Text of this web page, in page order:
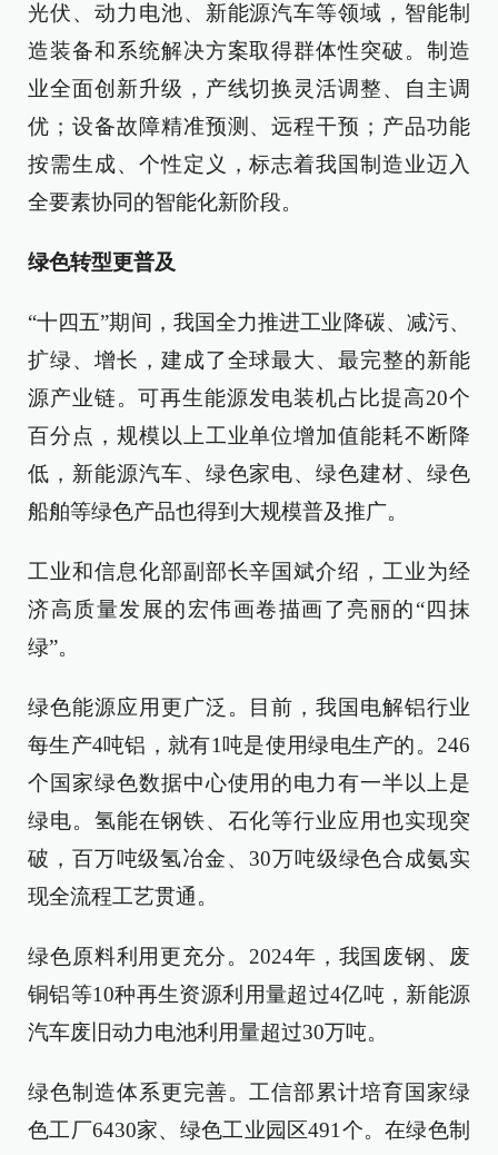
光伏、动力电池、新能源汽车等领域，智能制
造装备和系统解决方案取得群体性突破。制造
业全面创新升级，产线切换灵活调整、自主调
优；设备故障精准预测、远程干预；产品功能
按需生成、个性定义，标志着我国制造业迈入
全要素协同的智能化新阶段。
绿色转型更普及
“十四五”期间，我国全力推进工业降碳、减污、
扩绿、增长，建成了全球最大、最完整的新能
源产业链。可再生能源发电装机占比提高20个
百分点，规模以上工业单位增加值能耗不断降
低，新能源汽车、绿色家电、绿色建材、绿色
船舶等绿色产品也得到大规模普及推广。
工业和信息化部副部长辛国斌介绍，工业为经
济高质量发展的宏伟画卷描画了亮丽的“四抹
绿”。
绿色能源应用更广泛。目前，我国电解铝行业
每生产4吨铝，就有1吨是使用绿电生产的。246
个国家绿色数据中心使用的电力有一半以上是
绿电。氢能在钢铁、石化等行业应用也实现突
破，百万吨级氢冶金、30万吨级绿色合成氨实
现全流程工艺贯通。
绿色原料利用更充分。2024年，我国废钢、废
铜铝等10种再生资源利用量超过4亿吨，新能源
汽车废旧动力电池利用量超过30万吨。
绿色制造体系更完善。工信部累计培育国家绿
色工厂6430家、绿色工业园区491个。在绿色制